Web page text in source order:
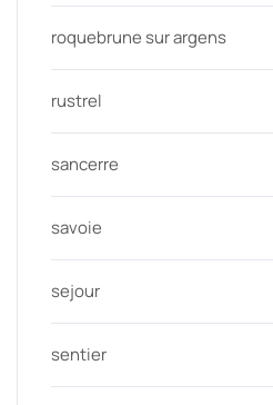
roquebrune sur argens
rustrel
sancerre
savoie
sejour
sentier